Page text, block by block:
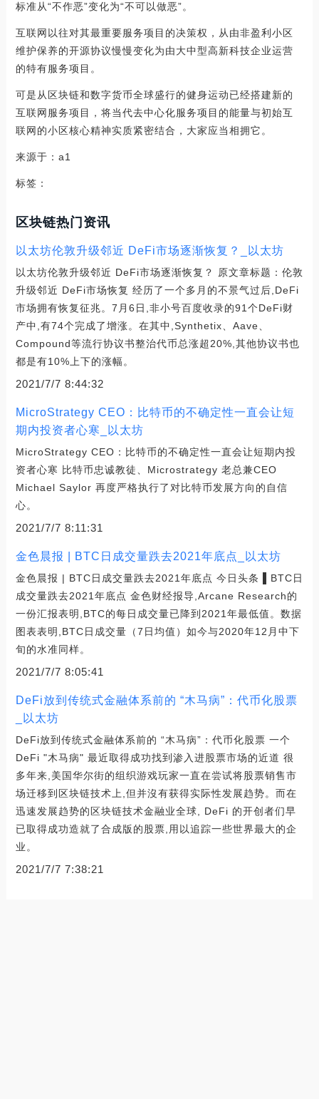
标准从“不作恶”变化为“不可以做恶”。
互联网以往对其最重要服务项目的决策权，从由非盈利小区
维护保养的开源协议慢慢变化为由大中型高新科技企业运营
的特有服务项目。
可是从区块链和数字货币全球盛行的健身运动已经搭建新的
互联网服务项目，将当代去中心化服务项目的能量与初始互
联网的小区核心精神实质紧密结合，大家应当相拥它。
来源于：a1
标签：
区块链热门资讯
以太坊伦敦升级邻近 DeFi市场逐渐恢复？_以太坊
以太坊伦敦升级邻近 DeFi市场逐渐恢复？ 原文章标题：伦敦
升级邻近 DeFi市场恢复 经历了一个多月的不景气过后,DeFi
市场拥有恢复征兆。7月6日,非小号百度收录的91个DeFi财
产中,有74个完成了增涨。在其中,Synthetix、Aave、
Compound等流行协议书整治代币总涨超20%,其他协议书也
都是有10%上下的涨幅。
2021/7/7 8:44:32
MicroStrategy CEO：比特币的不确定性一直会让短
期内投资者心寒_以太坊
MicroStrategy CEO：比特币的不确定性一直会让短期内投
资者心寒 比特币忠诚教徒、Microstrategy 老总兼CEO
Michael Saylor 再度严格执行了对比特币发展方向的自信
心。
2021/7/7 8:11:31
金色晨报 | BTC日成交量跌去2021年底点_以太坊
金色晨报 | BTC日成交量跌去2021年底点 今日头条 ▌BTC日
成交量跌去2021年底点 金色财经报导,Arcane Research的
一份汇报表明,BTC的每日成交量已降到2021年最低值。数据
图表表明,BTC日成交量（7日均值）如今与2020年12月中下
旬的水准同样。
2021/7/7 8:05:41
DeFi放到传统式金融体系前的 “木马病”：代币化股票
_以太坊
DeFi放到传统式金融体系前的 “木马病”：代币化股票 一个
DeFi "木马病" 最近取得成功找到渗入进股票市场的近道 很
多年来,美国华尔街的组织游戏玩家一直在尝试将股票销售市
场迁移到区块链技术上,但并沒有获得实际性发展趋势。而在
迅速发展趋势的区块链技术金融业全球, DeFi 的开创者们早
已取得成功造就了合成版的股票,用以追踪一些世界最大的企
业。
2021/7/7 7:38:21